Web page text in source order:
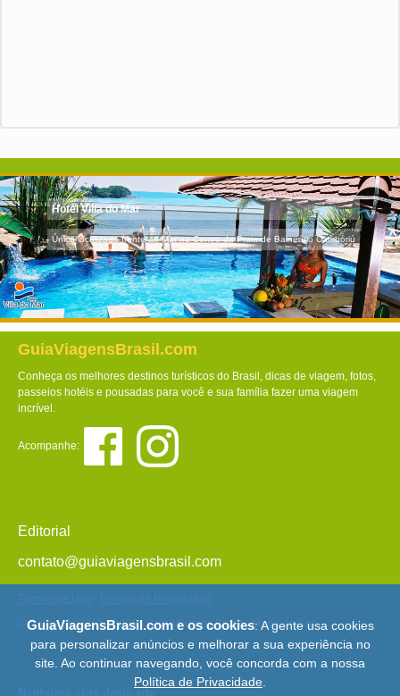
Hotel Villa do Mar
Único localizado frente ao Mar no Centro da Praia de Balneário Camboriú
GuiaViagensBrasil.com
Conheça os melhores destinos turísticos do Brasil, dicas de viagem, fotos,
passeios hotéis e pousadas para você e sua família fazer uma viagem
incrível.
Acompanhe:
Editorial
contato@guiaviagensbrasil.com
Termos de Uso
Política de Privacidade
© Copyright 2013 - 2026 - Guia Viagens Brasil -Mapa do Site
Nenhuma obra deste site
GuiaViagensBrasil.com e os cookies: A gente usa cookies
para personalizar anúncios e melhorar a sua experiência no
site. Ao continuar navegando, você concorda com a nossa
Política de Privacidade